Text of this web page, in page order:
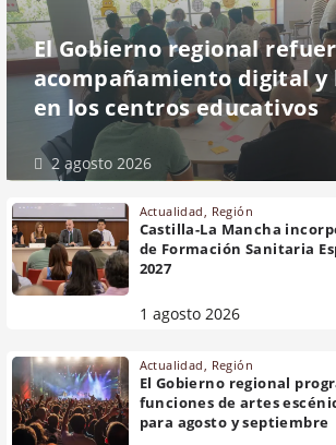
El Gobierno regional
acompañamiento digital y
en los centros educativos
2 agosto 2026
Actualidad Región
Castilla-La Mancha
de Formación Sanitaria
2027
1 agosto 2026
Actualidad, Región
El Gobierno regional
funciones de artes
para agosto y septiembre